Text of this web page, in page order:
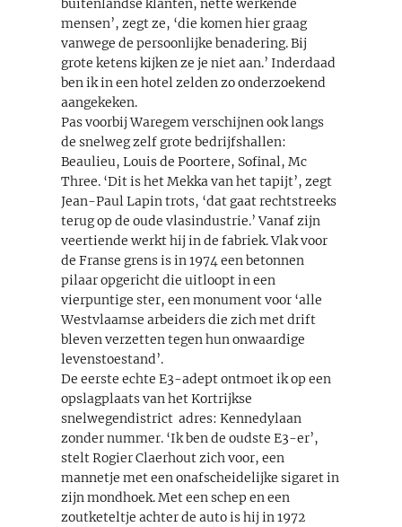
buitenlandse klanten, nette werkende
mensen’, zegt ze, ‘die komen hier graag
vanwege de persoonlijke benadering. Bij
grote ketens kijken ze je niet aan.’ Inderdaad
ben ik in een hotel zelden zo onderzoekend
aangekeken.
Pas voorbij Waregem verschijnen ook langs
de snelweg zelf grote bedrijfshallen:
Beaulieu, Louis de Poortere, Sofinal, Mc
Three. ‘Dit is het Mekka van het tapijt’, zegt
Jean-Paul Lapin trots, ‘dat gaat rechtstreeks
terug op de oude vlasindustrie.’ Vanaf zijn
veertiende werkt hij in de fabriek. Vlak voor
de Franse grens is in 1974 een betonnen
pilaar opgericht die uitloopt in een
vierpuntige ster, een monument voor ‘alle
Westvlaamse arbeiders die zich met drift
bleven verzetten tegen hun onwaardige
levenstoestand’.
De eerste echte E3-adept ontmoet ik op een
opslagplaats van het Kortrijkse
snelwegendistrict ­ adres: Kennedylaan
zonder nummer. ‘Ik ben de oudste E3-er’,
stelt Rogier Claerhout zich voor, een
mannetje met een onafscheidelijke sigaret in
zijn mondhoek. Met een schep en een
zoutketeltje achter de auto is hij in 1972